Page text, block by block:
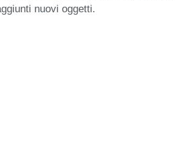
nuovi oggetti.